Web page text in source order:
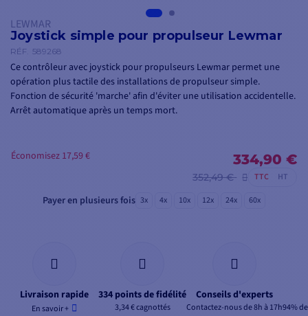
LEWMAR
Joystick simple pour propulseur Lewmar
RÉF. 589268
Ce contrôleur avec joystick pour propulseurs Lewmar permet une
opération plus tactile des installations de propulseur simple.
Fonction de sécurité 'marche' afin d'éviter une utilisation accidentelle.
Arrêt automatique après un temps mort.
334,90 €
352,49 € TTC HT
Économisez 17,59 €
Payer en plusieurs fois 3x 4x 10x 12x 24x 60x
Livraison rapide
En savoir +
334 points de fidélité
3,34 € cagnottés
Conseils d'experts
Contactez-nous de 8h à 17h94%